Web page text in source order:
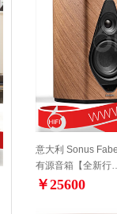
意大利 Sonus
有源音箱【全新行
￥25600